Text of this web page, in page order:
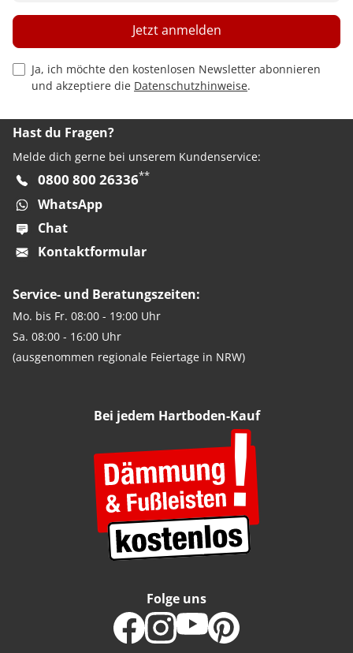
Privacy Policy Checkbox
Ja, ich möchte den kostenlosen Newsletter abonnieren
und akzeptiere die Datenschutzhinweise.
Jetzt anmelden
Hast du Fragen?
Melde dich gerne bei unserem Kundenservice:
0800 800 26336**
WhatsApp
Chat
Kontaktformular
Service- und Beratungszeiten:
Mo. bis Fr. 08:00 - 19:00 Uhr
Sa. 08:00 - 16:00 Uhr
(ausgenommen regionale Feiertage in NRW)
Bei jedem Hartboden-Kauf
Folge uns